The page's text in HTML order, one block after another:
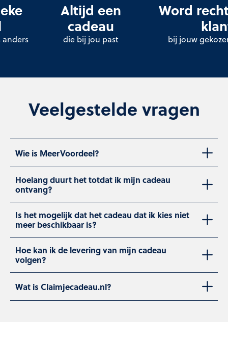
anders
Altijd een
cadeau
die bij jou past
Word
bij jouw
Veelgestelde vragen
Wie is MeerVoordeel?
Hoelang duurt het totdat ik mijn cadeau
ontvang?
Is het mogelijk dat het cadeau dat ik kies niet
meer beschikbaar is?
Hoe kan ik de levering van mijn cadeau
volgen?
Wat is Claimjecadeau.nl?